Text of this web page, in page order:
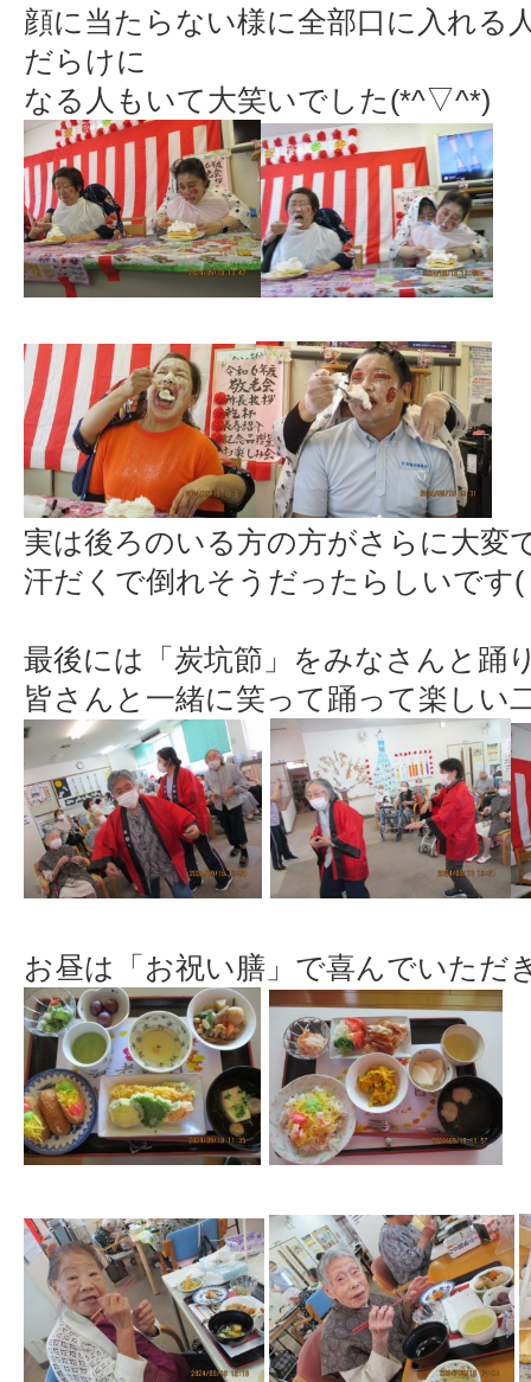
顔に当たらない様に全部口に入れる
だらけに
なる人もいて大笑いでした(*^▽^*)
実は後ろのいる方の方がさらに大変
汗だくで倒れそうだったらしいです(
最後には「炭坑節」をみなさんと踊
皆さんと一緒に笑って踊って楽しい
お昼は「お祝い膳」で喜んでいただ